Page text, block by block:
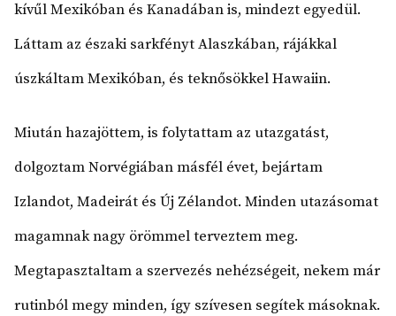
kívűl Mexikóban és Kanadában is, mindezt egyedül.
Láttam az északi sarkfényt Alaszkában, rájákkal
úszkáltam Mexikóban, és teknősökkel Hawaiin.
Miután hazajöttem, is folytattam az utazgatást,
dolgoztam Norvégiában másfél évet, bejártam
Izlandot, Madeirát és Új Zélandot. Minden utazásomat
magamnak nagy örömmel terveztem meg.
Megtapasztaltam a szervezés nehézségeit, nekem már
rutinból megy minden, így szívesen segítek másoknak.